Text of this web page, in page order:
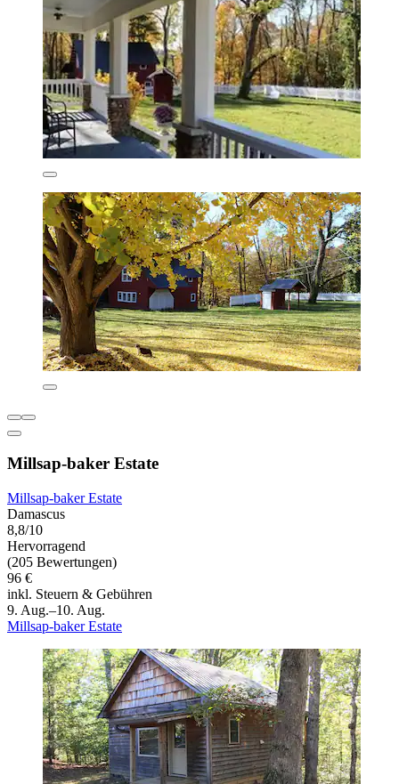
Millsap-baker Estate
Millsap-baker Estate
Damascus
8,8/10
Hervorragend
(205 Bewertungen)
96 €
inkl. Steuern & Gebühren
9. Aug.–10. Aug.
Millsap-baker Estate